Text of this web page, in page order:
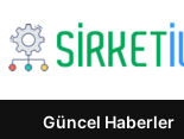
Güncel Haberler